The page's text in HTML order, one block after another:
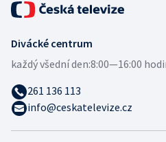
Divácké centrum
každý všední den:8:00—16:00
261 136 113
info@ceskatelevize.cz